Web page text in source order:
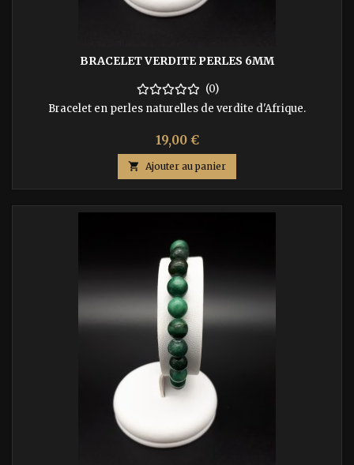
BRACELET VERDITE PERLES 6MM
(0)
Bracelet en perles naturelles de verdite d'Afrique.
Prix
19,00 €
 Ajouter au panier